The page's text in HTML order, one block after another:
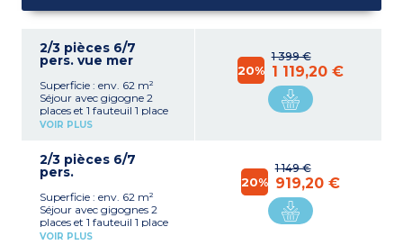
2/3 pièces 6/7
pers. vue mer
Superficie : env. 62 m²
Séjour avec gigogne 2
places et 1 fauteuil 1 place
Kitchenette équipée
vaisselle, cafetière à
capsules)
(160 cm)
1 chambre avec 2 lits
superposés
2 salles de douche, sèche-
VOIR PLUS
1 399 €
20% 1 119,20 €
2/3 pièces 6/7
pers.
Superficie : env. 62 m²
Séjour avec gigognes 2
places et 1 fauteuil 1 place
Kitchenette équipée
VOIR PLUS
1 149 €
20% 919,20 €